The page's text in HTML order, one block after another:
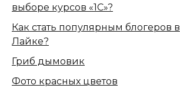
выборе курсов «1С»?
Как стать популярным блогеров в
Лайке?
Гриб дымовик
Фото красных цветов